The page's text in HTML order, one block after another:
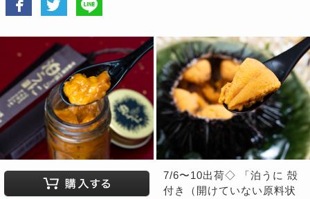
7/6〜10出荷◇ 「泊うに 殻
付き（開けていない原料状